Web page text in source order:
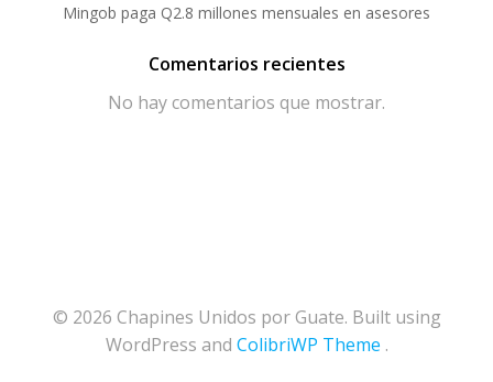
Mingob paga Q2.8 millones mensuales en asesores
Comentarios recientes
No hay comentarios que mostrar.
© 2026 Chapines Unidos por Guate. Built using
WordPress and ColibriWP Theme .